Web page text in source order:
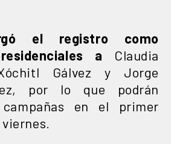
el registro como
a Claudia
Gálvez y Jorge
por lo que podrán
en el primer